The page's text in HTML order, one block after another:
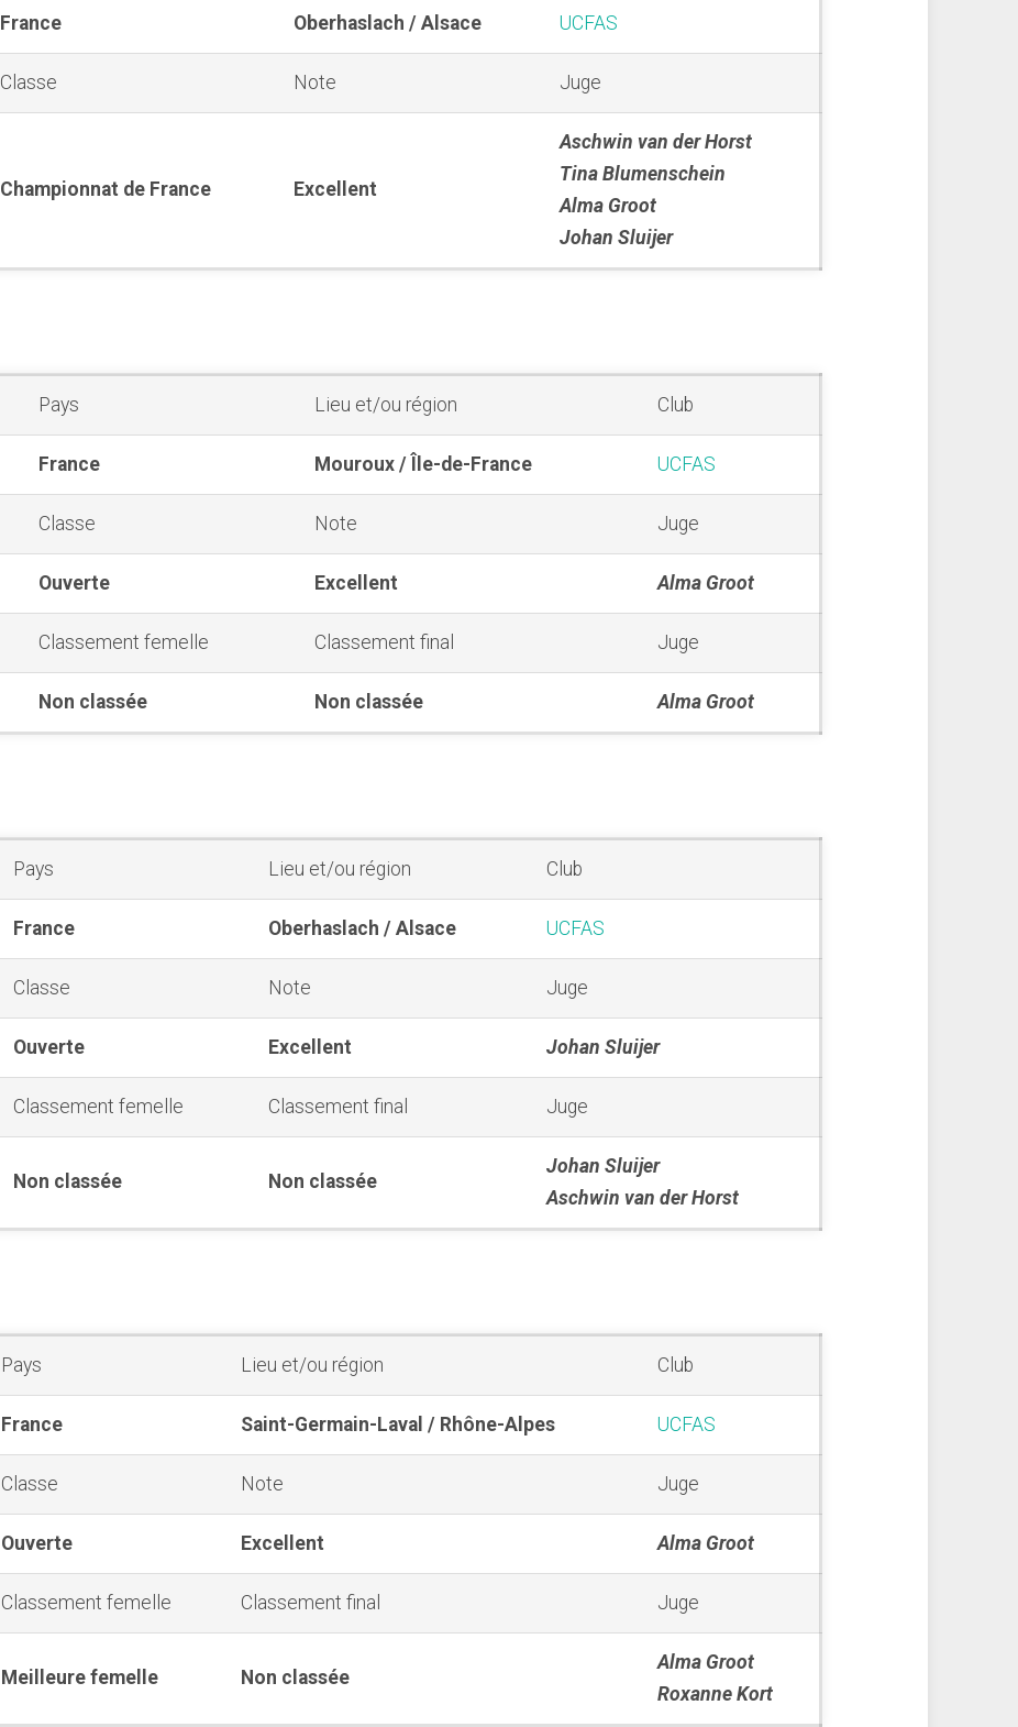
France Oberhaslach / Alsace UCFAS
Classe Note Juge
Championnat de France Excellent
Aschwin van der Horst
Tina Blumenschein
Alma Groot
Johan Sluijer
Pays Lieu et/ou région Club
France Mouroux / Île-de-France UCFAS
Classe Note Juge
Ouverte Excellent Alma Groot
Classement femelle Classement final Juge
Non classée Non classée Alma Groot
Pays Lieu et/ou région Club
France Oberhaslach / Alsace UCFAS
Classe Note Juge
Ouverte Excellent Johan Sluijer
Classement femelle Classement final Juge
Non classée Non classée
Johan Sluijer
Aschwin van der Horst
Pays Lieu et/ou région Club
France Saint-Germain-Laval / Rhône-Alpes UCFAS
Classe Note Juge
Ouverte Excellent Alma Groot
Classement femelle Classement final Juge
Meilleure femelle Non classée
Alma Groot
Roxanne Kort